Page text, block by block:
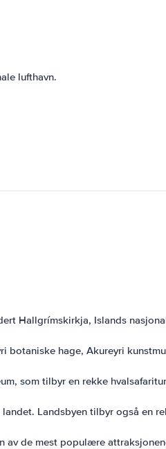
lufthavn.
Hallgrímskirkja, Islands
hage, Akureyri
som tilbyr en rekke
Landsbyen tilbyr også en
av de mest populære